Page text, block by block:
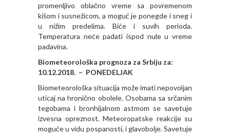
promenljivo oblačno vreme sa povremenom
kišom i susnežicom, a moguć je ponegde i sneg i
u nižim predelima. Biće i suvih perioda.
Temperatura neće padati ispod nule u vreme
padavina.
Biometeorološka prognoza za Srbiju za:
10.12.2018. – PONEDELJAK
Biometeorološka situacija može imati nepovolјan
uticaj na hronično obolele. Osobama sa srčanim
tegobama i bronhijalnom astmom se savetuje
izvesna opreznost. Meteoropatske reakcije su
moguće u vidu pospanosti, i glavobolјe. Savetuje